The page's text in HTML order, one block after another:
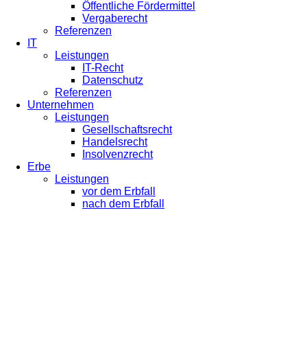
Öffentliche Fördermittel
Vergaberecht
Referenzen
IT
Leistungen
IT-Recht
Datenschutz
Referenzen
Unternehmen
Leistungen
Gesellschaftsrecht
Handelsrecht
Insolvenzrecht
Erbe
Leistungen
vor dem Erbfall
nach dem Erbfall